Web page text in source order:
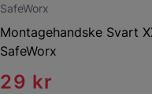
SafeWorx
Montagehandske Svart
SafeWorx
29 kr